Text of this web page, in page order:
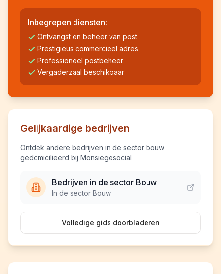
Inbegrepen diensten:
Ontvangst en beheer van post
Prestigieus commercieel adres
Professioneel postbeheer
Vergaderzaal beschikbaar
Gelijkaardige bedrijven
Ontdek andere bedrijven in de sector bouw
gedomicilieerd bij Monsiegesocial
Bedrijven in de sector Bouw
In de sector Bouw
Volledige gids doorbladeren